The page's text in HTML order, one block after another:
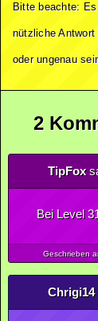
Bitte beachte:
nützliche
oder ungenau
2
TipFox
Bei Level
Geschrieben
Chrigi14